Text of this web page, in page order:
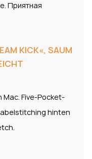
Приятная
KICK«, SAUM
Mac. Five-Pocket-
hinten